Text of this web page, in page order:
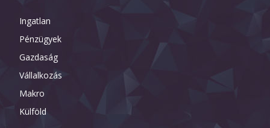
Ingatlan
Pénzügyek
Gazdaság
Vállalkozás
Makro
Külföld